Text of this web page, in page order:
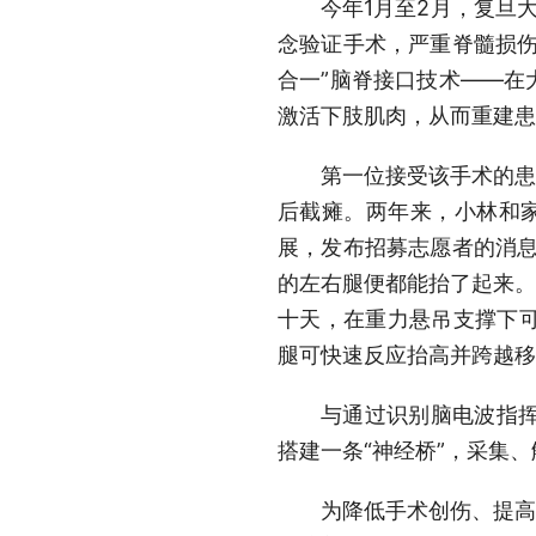
今年1月至2月，复旦
念验证手术，严重脊髓损
合一”脑脊接口技术——在
激活下肢肌肉，从而重建
第一位接受该手术的
后截瘫。两年来，小林和
展，发布招募志愿者的消
的左右腿便都能抬了起来
十天，在重力悬吊支撑下
腿可快速反应抬高并跨越
与通过识别脑电波指
搭建一条“神经桥”，采集
为降低手术创伤、提